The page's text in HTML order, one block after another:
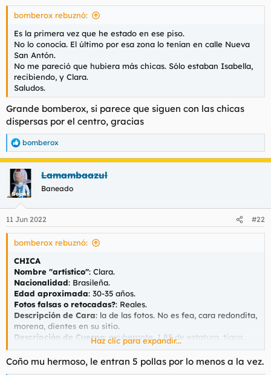
pero parece que ahora no se ofrece. La tengo en mi lista de
pendientes, una pena. A los 5 minutos, después de un paseíllo
Contrato media hora. Me ducho y al lío. Empieza un francés sin
bastante bueno. Luego sigue un rato “con”. Misionero, coño
hermoso, le entran dos o tres pollas fácilmente. Un rato a
cuatro y termino dándole la leche en la boca mientras me besa
el capullo. Buena experiencia. Sitio bueno y discreto.
Saludos.
Ver el archivos adjunto 113503
bomberox rebuznó:
Es la primera vez que he estado en ese piso.
No lo conocía. El último por esa zona lo tenían en calle Nueva
San Antón.
No me pareció que hubiera más chicas. Sólo estaban Isabella,
recibiendo, y Clara.
Saludos.
Grande bomberox, si parece que siguen con las chicas
dispersas por el centro, gracias
R
e
a
c
c
i
e
s
bomberox
Lamambaazul
Baneado
11 Jun 2022 #22
bomberox rebuznó:
CHICA
Nombre "artístico": Clara.
Nacionalidad: Brasileña.
Edad aproximada: 30-35 años.
Fotos falsas o retocadas?: Reales.
Descripción de Cara: la de las fotos. No es fea, cara redondita,
morena, dientes en su sitio.
Descripción de Cuerpo: exuberante, 1,85 de estatura, tiaca,
tetas naturales, buen culo, sin cicatrices visibles (de
agradecer), marcas del bañador.
Descripción de Carácter
: agradable, parlanchina, intenta
Haz clic para expandir...
Coño mu hermoso, le entran 5 pollas por lo menos a la vez.